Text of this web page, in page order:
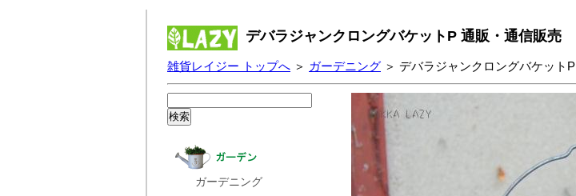
デバラジャンクロングバケットP 通販・通信販売
雑貨レイジー トップへ ＞ ガーデニング ＞ デバラジャンクロングバケットP
ガーデニング